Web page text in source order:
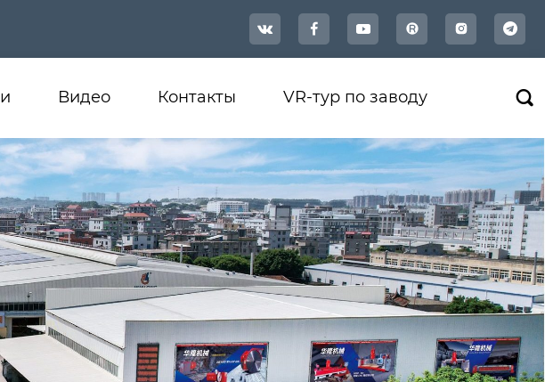
   
Видео Контакты VR-тур по заводу 